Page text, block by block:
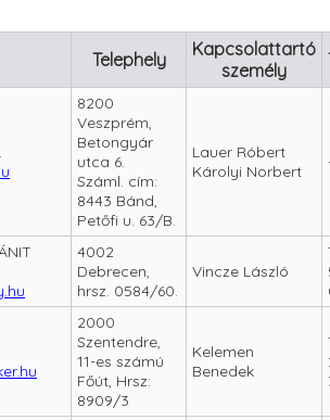
Telephely
Kapcsolattartó
személy
8200
Veszprém,
Betongyár
utca 6.
Száml. cím:
8443 Bánd,
Petőfi u. 63/B.
Lauer Róbert
Károlyi Norbert
4002
Debrecen,
hrsz. 0584/60.
Vincze László
2000
Szentendre,
11-es számú
Főút, Hrsz:
8909/3
Kelemen
Benedek